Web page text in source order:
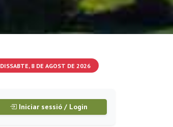
DISSABTE, 8 DE AGOST DE 2026
Iniciar sessió / Login